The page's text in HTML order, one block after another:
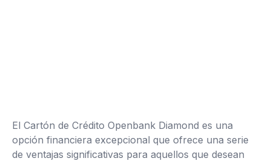
El Cartón de Crédito Openbank Diamond es una
opción financiera excepcional que ofrece una serie
de ventajas significativas para aquellos que desean